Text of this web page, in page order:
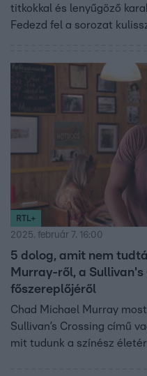
titkokkal és lenyűgöző
Fedezd fel a sorozat
RTL+
2025. február 7. 16:00
5 dolog, amit nem
Murray-ről, a Sullivan's
főszereplőjéről
Chad Michael Murray
Sullivan’s Crossing című
mit tudunk a színész